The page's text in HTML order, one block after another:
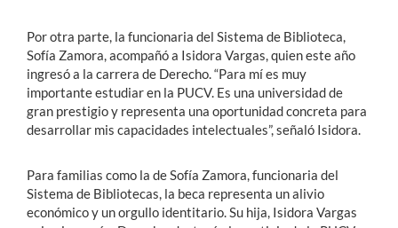
Por otra parte, la funcionaria del Sistema de Biblioteca,
Sofía Zamora, acompañó a Isidora Vargas, quien este año
ingresó a la carrera de Derecho. “Para mí es muy
importante estudiar en la PUCV. Es una universidad de
gran prestigio y representa una oportunidad concreta para
desarrollar mis capacidades intelectuales”, señaló Isidora.
Para familias como la de Sofía Zamora, funcionaria del
Sistema de Bibliotecas, la beca representa un alivio
económico y un orgullo identitario. Su hija, Isidora Vargas